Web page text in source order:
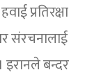
प्रतिरक्षा
संरचनालाई
इरानले बन्दर